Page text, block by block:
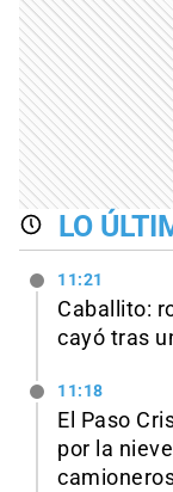
LO
11:21
Caballito:
cayó tras
11:18
El Paso
por la